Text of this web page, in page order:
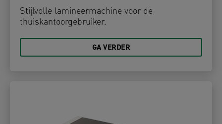
Stijlvolle lamineermachine voor de
thuiskantoorgebruiker.
GA VERDER